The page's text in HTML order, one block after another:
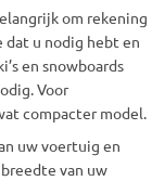
om rekening
u nodig hebt en
en snowboards
Voor
compacter model.
uw voertuig en
van uw